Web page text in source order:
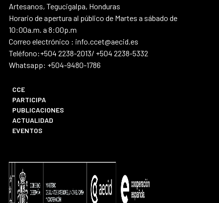
Artesanos, Tegucigalpa, Honduras
Horario de apertura al público de Martes a sábado de
10:00a.m. a 8:00p.m
Correo electrónico : info.ccet@aecid.es
Teléfono:+504 2238-2013/ +504 2238-5332
Whatsapp: +504-9480-1786
CCE
PARTICIPA
PUBLICACIONES
ACTUALIDAD
EVENTOS